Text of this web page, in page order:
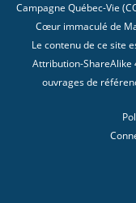
Campagne Québec-Vie
Cœur immaculé de
Le contenu de ce site
Attribution-ShareAlike
ouvrages de